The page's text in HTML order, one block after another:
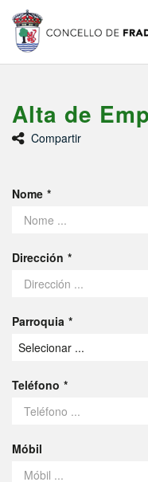
Alta de
Compartir
Nome
Dirección
Parroquia
Selecionar ...
Teléfono
Móbil